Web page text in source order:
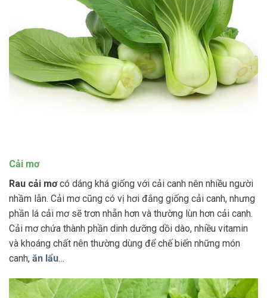
Cải mơ
Rau cải mơcó dáng khá giống với cải canh nên nhiều người
nhầm lẫn. Cải mơ cũng có vị hơi đắng giống cải canh, nhưng
phần lá cải mơ sẽ trơn nhẵn hơn và thường lùn hơn cải canh.
Cải mơ chứa thành phần dinh dưỡng dồi dào, nhiều vitamin
và khoáng chất nên thường dùng để chế biến những món
canh, ăn lẩu…